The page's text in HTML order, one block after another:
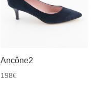
Ancône2
198€